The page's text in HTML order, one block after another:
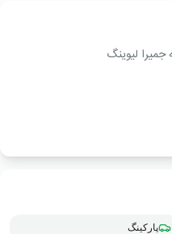
لیوینگ
پارکینگ